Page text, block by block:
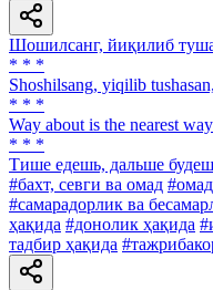
Шошилсанг, йиқилиб
* * *
Shoshilsang, yiqilib
* * *
Way about is the nearest
* * *
Тише едешь, дальше
#бахт, севги ва омад
#самарадорлик ва
ҳақида #донолик ҳақида
тадбир ҳақида